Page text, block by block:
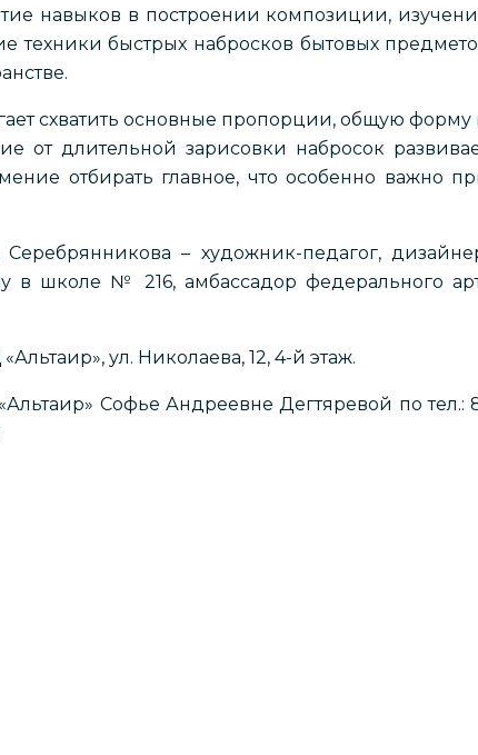
навыков в построении композиции,
техники быстрых набросков бытовых
схватить основные пропорции, общую форму
от длительной зарисовки набросок
отбирать главное, что особенно важно
– художник-педагог,
школе № 216, амбассадор федерального
ул. Николаева, 12, 4-й этаж.
Софье Андреевне Дегтяревой по тел.: